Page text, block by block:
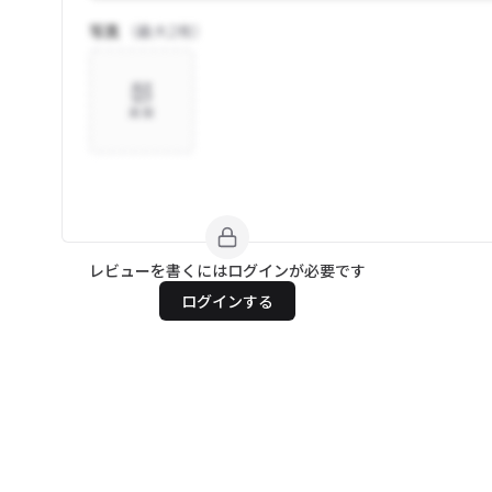
写真 （最大 枚）
レビューを書くにはログインが必要です
ログインする